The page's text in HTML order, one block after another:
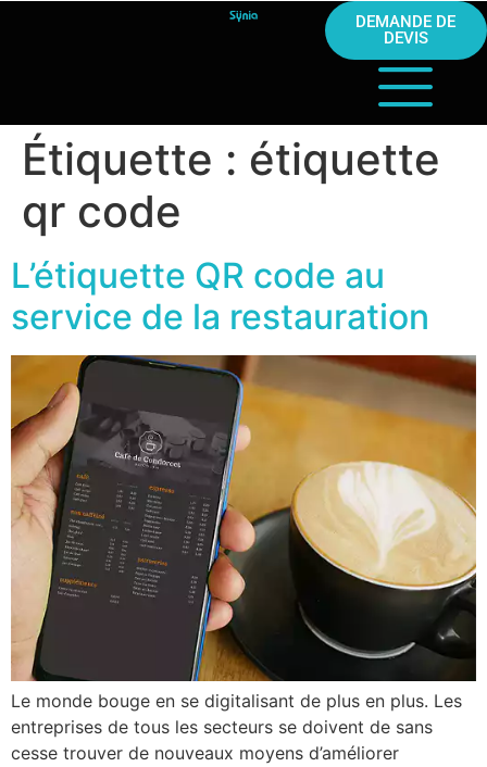
DEMANDE DE
DEVIS
Étiquette : étiquette
qr code
L’étiquette QR code au
service de la restauration
Le monde bouge en se digitalisant de plus en plus. Les
entreprises de tous les secteurs se doivent de sans
cesse trouver de nouveaux moyens d’améliorer